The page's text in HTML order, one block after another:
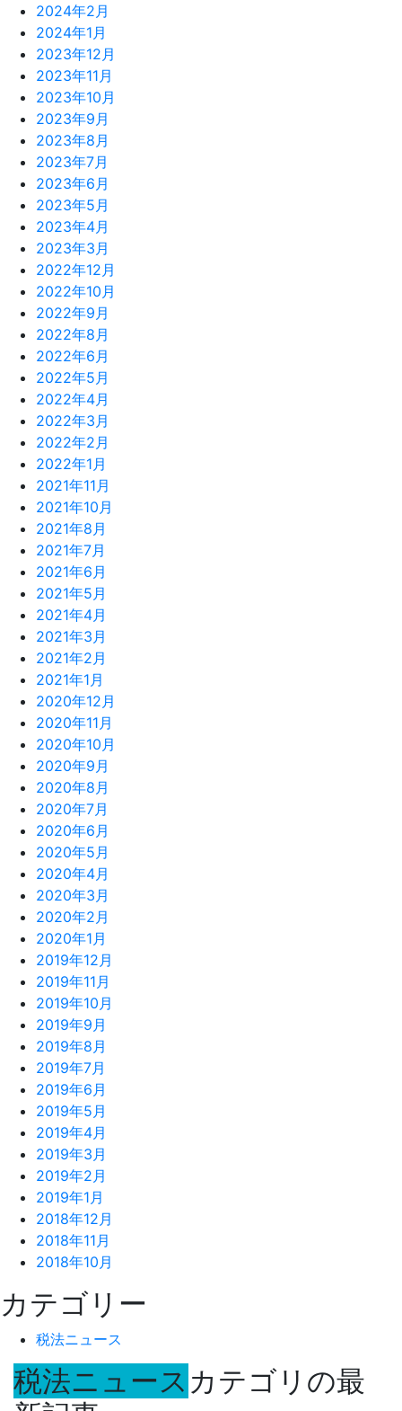
2024年2月
2024年1月
2023年12月
2023年11月
2023年10月
2023年9月
2023年8月
2023年7月
2023年6月
2023年5月
2023年4月
2023年3月
2022年12月
2022年10月
2022年9月
2022年8月
2022年6月
2022年5月
2022年4月
2022年3月
2022年2月
2022年1月
2021年11月
2021年10月
2021年8月
2021年7月
2021年6月
2021年5月
2021年4月
2021年3月
2021年2月
2021年1月
2020年12月
2020年11月
2020年10月
2020年9月
2020年8月
2020年7月
2020年6月
2020年5月
2020年4月
2020年3月
2020年2月
2020年1月
2019年12月
2019年11月
2019年10月
2019年9月
2019年8月
2019年7月
2019年6月
2019年5月
2019年4月
2019年3月
2019年2月
2019年1月
2018年12月
2018年11月
2018年10月
カテゴリー
税法ニュース
税法ニュース カテゴリの最